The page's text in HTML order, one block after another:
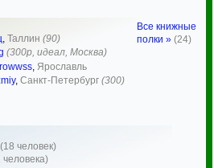
, Таллин (90)
(300р, идеал, Москва)
Ярославль
, Санкт-Петербург (300)
(18 человек)
человека)
Все книжные
полки » (24)